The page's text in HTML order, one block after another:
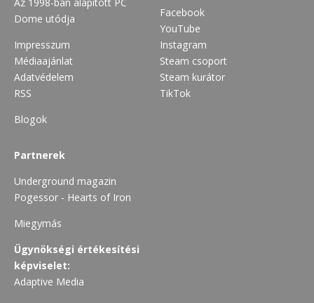
Dome utódja
Impresszum
Médiaajánlat
Adatvédelem
RSS
Blogok
Facebook
YouTube
Instagram
Steam csoport
Steam kurátor
TikTok
Partnerek
Underground magazin
Pogessor - Hearts of Iron
Miegymás
Ügynökségi értékesítési
képviselet:
Adaptive Media